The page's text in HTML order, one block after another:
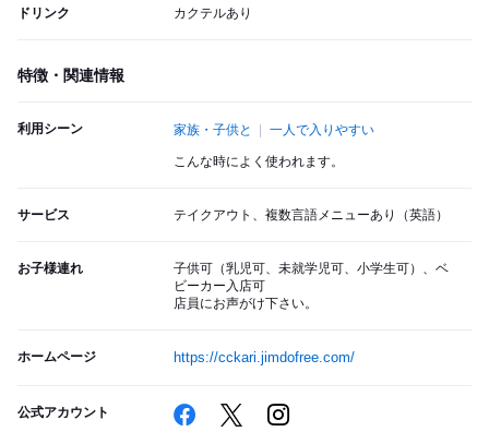
ドリンク カクテルあり
特徴・関連情報
利用シーン 家族・子供と 一人で入りやすい
こんな時によく使われます。
サービス テイクアウト、複数言語メニューあり（英語）
お子様連れ
子供可（乳児可、未就学児可、小学生可）、ベ
ビーカー入店可
店員にお声がけ下さい。
ホームページ https://cckari.jimdofree.com/
公式アカウント